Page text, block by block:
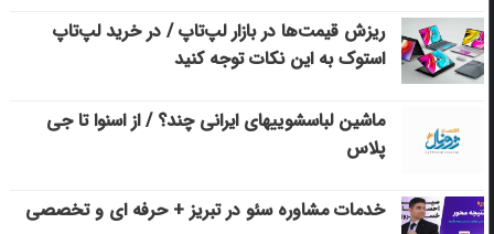
ریزش قیمت‌ها در بازار لپ‌تاپ / در خرید لپ‌تاپ
استوک به این نکات توجه کنید
ماشین لباسشویی‎های ایرانی چند؟ / از اسنوا تا جی
پلاس
خدمات مشاوره سئو در تبریز + حرفه ای و تخصصی